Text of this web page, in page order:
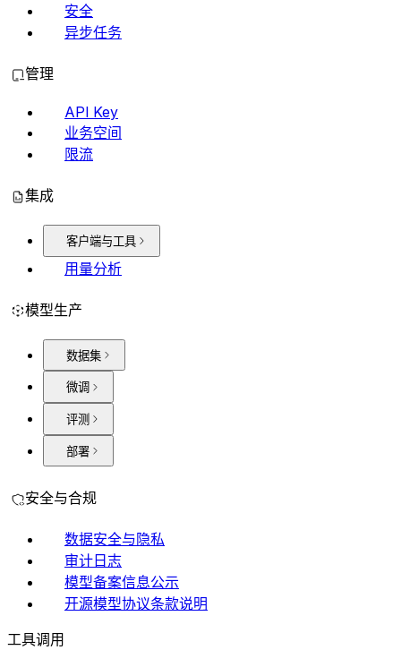
安全
异步任务
管理
API Key
业务空间
限流
集成
客户端与工具
用量分析
模型生产
数据集
微调
评测
部署
安全与合规
数据安全与隐私
审计日志
模型备案信息公示
开源模型协议条款说明
工具调用